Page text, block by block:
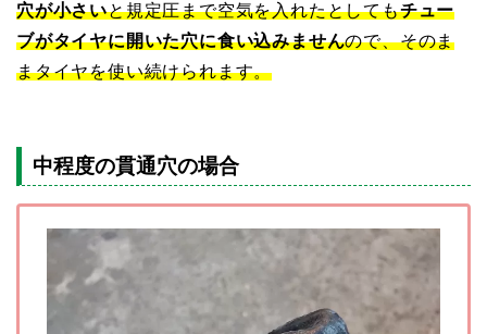
穴が小さいと規定圧まで空気を入れたとしてもチュー
ブがタイヤに開いた穴に食い込みませんので、そのま
まタイヤを使い続けられます。
中程度の貫通穴の場合